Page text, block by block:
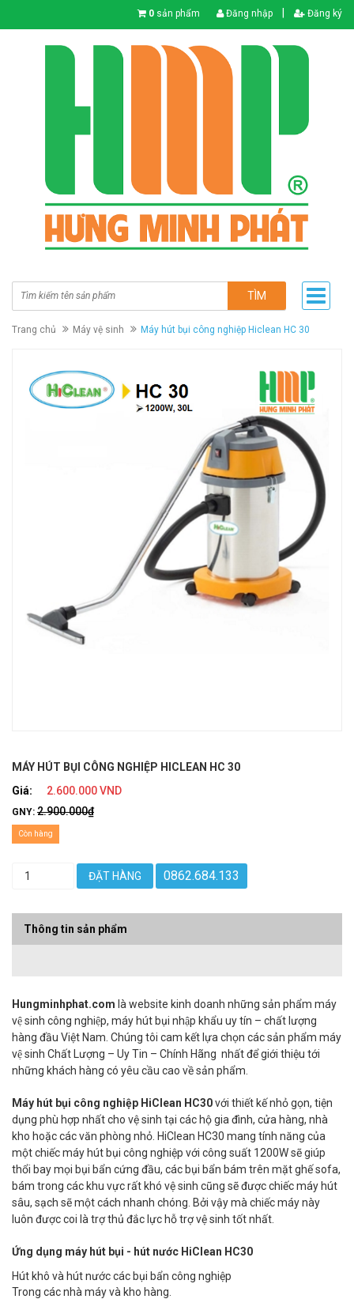
0 sản phẩm Đăng nhập Đăng ký
TÌM
Trang chủ Máy vệ sinh Máy hút bụi công nghiệp Hiclean HC 30
MÁY HÚT BỤI CÔNG NGHIỆP HICLEAN HC 30
Giá:
2.600.000 VND
GNY: 2.900.000₫
Còn hàng
ĐẶT HÀNG 0862.684.133
Thông tin sản phẩm
Hungminhphat.com là website kinh doanh những sản phẩm máy
vệ sinh công nghiệp, máy hút bụi nhập khẩu uy tín – chất lượng
hàng đầu Việt Nam. Chúng tôi cam kết lựa chọn các sản phẩm máy
vệ sinh Chất Lượng – Uy Tin – Chính Hãng nhất để giới thiệu tới
những khách hàng có yêu cầu cao về sản phẩm.
Máy hút bụi công nghiệp HiClean HC30với thiết kế nhỏ gọn, tiện
dụng phù hợp nhất cho vệ sinh tại các hộ gia đình, cửa hàng, nhà
kho hoặc các văn phòng nhỏ. HiClean HC30 mang tính năng của
một chiếc máy hút bụi công nghiệp với công suất 1200W sẽ giúp
thổi bay mọi bụi bẩn cứng đầu, các bụi bẩn bám trên mặt ghế sofa,
bám trong các khu vực rất khó vệ sinh cũng sẽ được chiếc máy hút
sâu, sạch sẽ một cách nhanh chóng. Bởi vậy mà chiếc máy này
luôn được coi là trợ thủ đắc lực hỗ trợ vệ sinh tốt nhất.
Ứng dụng máy hút bụi - hút nước HiClean HC30
Hút khô và hút nước các bụi bẩn công nghiệp
Trong các nhà máy và kho hàng.